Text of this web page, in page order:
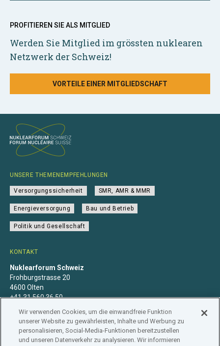
PROFITIEREN SIE ALS MITGLIED
Werden Sie Mitglied im grössten nuklearen
Netzwerk der Schweiz!
VORTEILE EINER MITGLIEDSCHAFT
KONTAKT
Nuklearforum Schweiz
Frohburgstrasse 20
4600 Olten
+41 31 560 36 50
UNSERE THEMENEMPFEHLUNGEN
Versorgungssicherheit SMR, AMR & MMR
Energieversorgung Bau und Betrieb
Politik und Gesellschaft
Wir verwenden Cookies, um die einwandfreie Funktion
unserer Website zu gewährleisten, Inhalte und Werbung zu
personalisieren, Social-Media-Funktionen bereitzustellen
und unseren Datenverkehr zu analysieren. Wir informieren